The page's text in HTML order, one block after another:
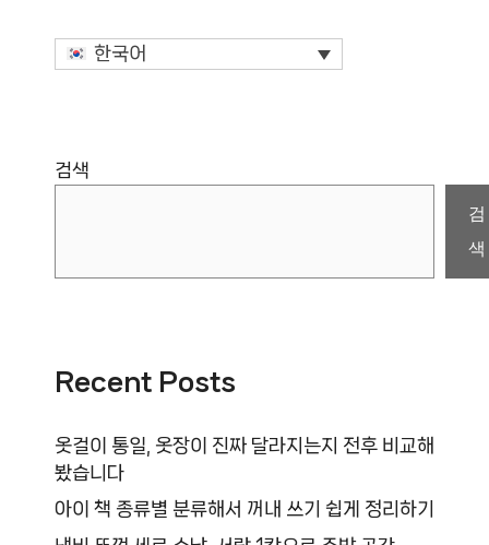
한국어
검색
검
색
Recent Posts
옷걸이 통일, 옷장이 진짜 달라지는지 전후 비교해
봤습니다
아이 책 종류별 분류해서 꺼내 쓰기 쉽게 정리하기